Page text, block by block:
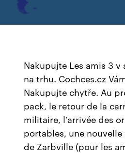
Nakupujte Les amis 3 v
na trhu. Cochces.cz
Nakupujte chytře. Au
pack, le retour de la
militaire, l’arrivée des
portables, une
de Zarbville (pour les